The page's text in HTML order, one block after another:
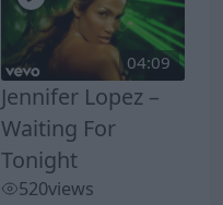
04:09
Jennifer Lopez –
Waiting For
Tonight
520views